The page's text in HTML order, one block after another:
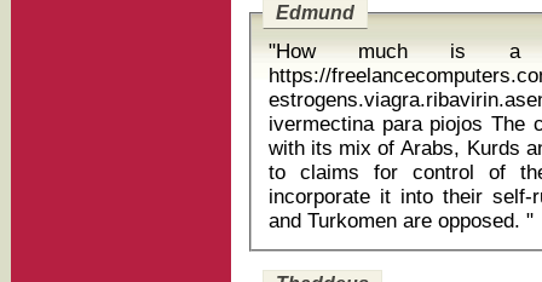
Edmund
"How much is a
https://
ivermectina para piojos The city is a flashpoint for ethnic tensions,
with its mix of Arabs, Kurds
to claims for control of
incorporate it into their
and Turkomen are opposed. "